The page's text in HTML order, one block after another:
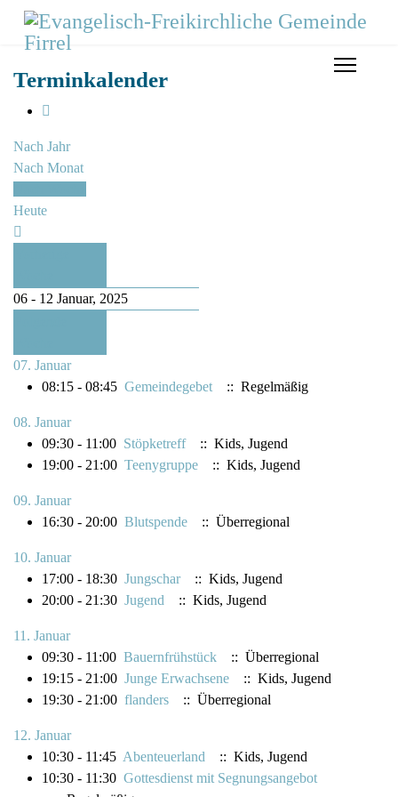
Terminkalender
Nach Jahr
Nach Monat
Heute
06 - 12 Januar, 2025
07. Januar
08:15 - 08:45 Gemeindegebet :: Regelmäßig
08. Januar
09:30 - 11:00 Stöpketreff
:: Kids, Jugend
19:00 - 21:00 Teenygruppe :: Kids, Jugend
09. Januar
16:30 - 20:00 Blutspende :: Überregional
10. Januar
17:00 - 18:30 Jungschar
:: Kids, Jugend
20:00 - 21:30 Jugend :: Kids, Jugend
11. Januar
09:30 - 11:00 Bauernfrühstück
:: Überregional
19:15 - 21:00 Junge Erwachsene
:: Kids, Jugend
19:30 - 21:00 flanders :: Überregional
12. Januar
10:30 - 11:45 Abenteuerland
:: Kids, Jugend
10:30 - 11:30 Gottesdienst mit Segnungsangebot